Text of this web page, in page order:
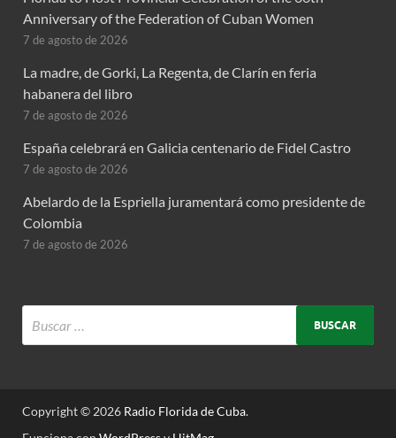
Anniversary of the Federation of Cuban Women
7 de agosto de 2026
La madre, de Gorki, La Regenta, de Clarín en feria
habanera del libro
7 de agosto de 2026
España celebrará en Galicia centenario de Fidel Castro
7 de agosto de 2026
Abelardo de la Espriella juramentará como presidente de
Colombia
7 de agosto de 2026
Copyright © 2026 Radio Florida de Cuba.